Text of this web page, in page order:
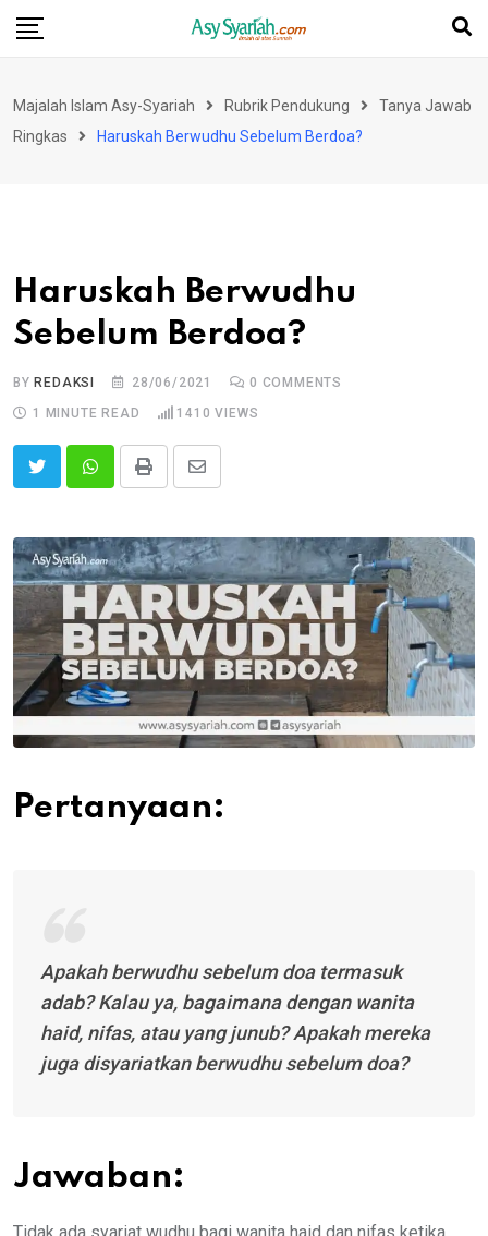
Skip
Majalah Islam Asy-Syariah Rubrik Pendukung
Tanya Jawab
Ringkas
Haruskah Berwudhu Sebelum Berdoa?
Haruskah Berwudhu
Sebelum Berdoa?
BYREDAKSI 28/06/2021 0 COMMENTS
1 MINUTE READ
1410 VIEWS
Print
Share
Email
Pertanyaan:
Apakah berwudhu sebelum doa termasuk
adab? Kalau ya, bagaimana dengan wanita
haid, nifas, atau yang junub? Apakah mereka
juga disyariatkan berwudhu sebelum doa?
Jawaban: